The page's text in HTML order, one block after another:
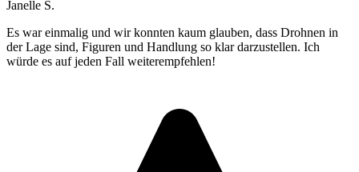
Janelle S.
Es war einmalig und wir konnten kaum glauben, dass Drohnen in
der Lage sind, Figuren und Handlung so klar darzustellen. Ich
würde es auf jeden Fall weiterempfehlen!